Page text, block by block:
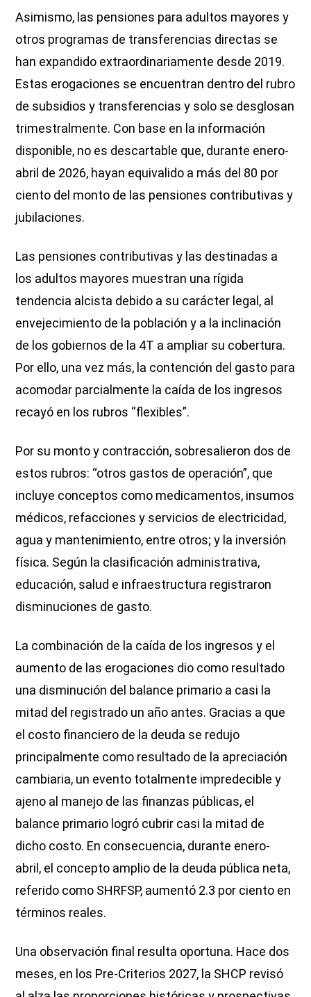
Asimismo, las pensiones para adultos mayores y
otros programas de transferencias directas se
han expandido extraordinariamente desde 2019.
Estas erogaciones se encuentran dentro del rubro
de subsidios y transferencias y solo se desglosan
trimestralmente. Con base en la información
disponible, no es descartable que, durante enero-
abril de 2026, hayan equivalido a más del 80 por
ciento del monto de las pensiones contributivas y
jubilaciones.
Las pensiones contributivas y las destinadas a
los adultos mayores muestran una rígida
tendencia alcista debido a su carácter legal, al
envejecimiento de la población y a la inclinación
de los gobiernos de la 4T a ampliar su cobertura.
Por ello, una vez más, la contención del gasto para
acomodar parcialmente la caída de los ingresos
recayó en los rubros “flexibles”.
Por su monto y contracción, sobresalieron dos de
estos rubros: “otros gastos de operación”, que
incluye conceptos como medicamentos, insumos
médicos, refacciones y servicios de electricidad,
agua y mantenimiento, entre otros; y la inversión
física. Según la clasificación administrativa,
educación, salud e infraestructura registraron
disminuciones de gasto.
La combinación de la caída de los ingresos y el
aumento de las erogaciones dio como resultado
una disminución del balance primario a casi la
mitad del registrado un año antes. Gracias a que
el costo financiero de la deuda se redujo
principalmente como resultado de la apreciación
cambiaria, un evento totalmente impredecible y
ajeno al manejo de las finanzas públicas, el
balance primario logró cubrir casi la mitad de
dicho costo. En consecuencia, durante enero-
abril, el concepto amplio de la deuda pública neta,
referido como SHRFSP, aumentó 2.3 por ciento en
términos reales.
Una observación final resulta oportuna. Hace dos
meses, en los Pre-Criterios 2027, la SHCP revisó